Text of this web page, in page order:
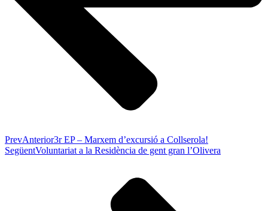
PrevAnterior3r EP – Marxem d’excursió a Collserola!
SegüentVoluntariat a la Residència de gent gran l’Olivera